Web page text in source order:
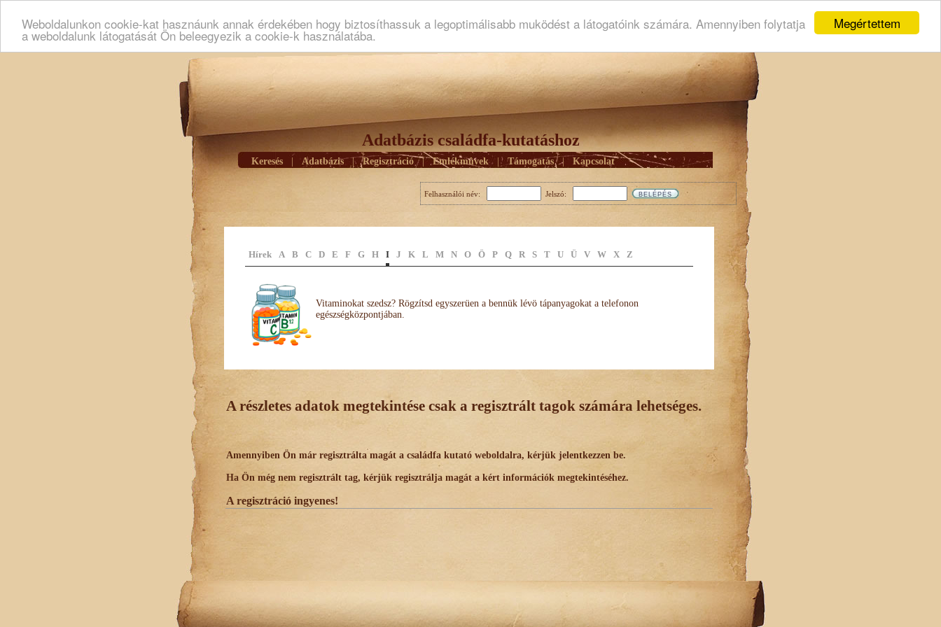
Megértettem
Weboldalunkon cookie-kat hasznáunk annak érdekében hogy biztosíthassuk a legoptimálisabb muködést a látogatóink számára. Amennyiben folytatja
a weboldalunk látogatását Ön beleegyezik a cookie-k használatába.
Adatbázis családfa-kutatáshoz
Keresés Adatbázis | Regisztráció | Emlékmûvek | Támogatás | Kapcsolat
Felhasználói név: Jelszó:
Hírek A B C D E F G H I J K L M N O Ö P Q R S T U Ü V W X Z
Vitaminokat szedsz? Rögzítsd egyszerüen a bennük lévö tápanyagokat a telefonon
egészségközpontjában.
A részletes adatok megtekintése csak a regisztrált tagok számára lehetséges.
Amennyiben Ön már regisztrálta magát a családfa kutató weboldalra, kérjük jelentkezzen be.
Ha Ön még nem regisztrált tag, kérjük regisztrálja magát a kért információk megtekintéséhez.
A regisztráció ingyenes!